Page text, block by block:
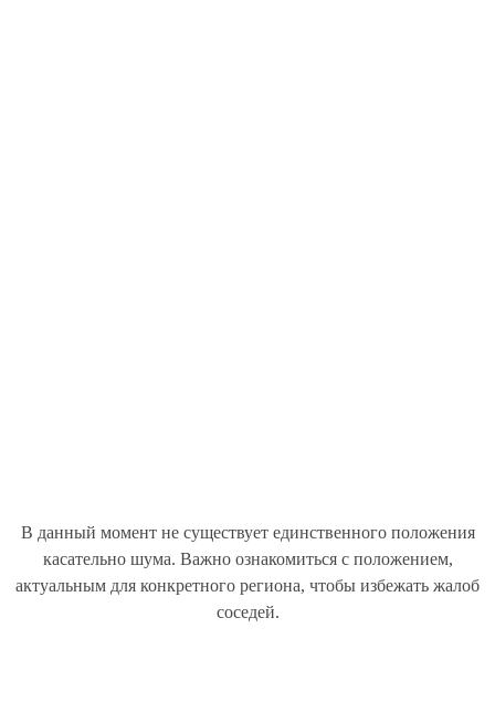
В данный момент не существует единственного положения
касательно шума. Важно ознакомиться с положением,
актуальным для конкретного региона, чтобы избежать жалоб
соседей.